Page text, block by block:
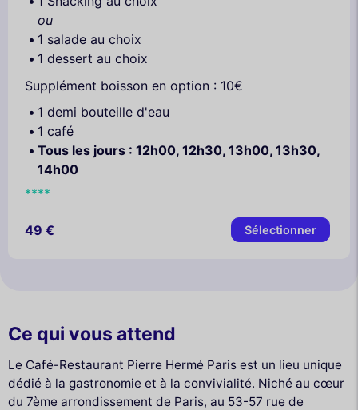
ou
1 salade au choix
1 dessert au choix
Supplément boisson en option : 10€
1 demi bouteille d'eau
1 café
Tous les jours : 12h00, 12h30, 13h00, 13h30,
14h00
****
49 € Sélectionner
Ce qui vous attend
Le Café-Restaurant Pierre Hermé Paris est un lieu unique
dédié à la gastronomie et à la convivialité. Niché au cœur
du 7ème arrondissement de Paris, au 53-57 rue de